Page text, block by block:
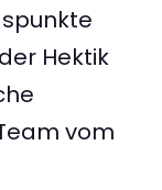
Hektik
vom